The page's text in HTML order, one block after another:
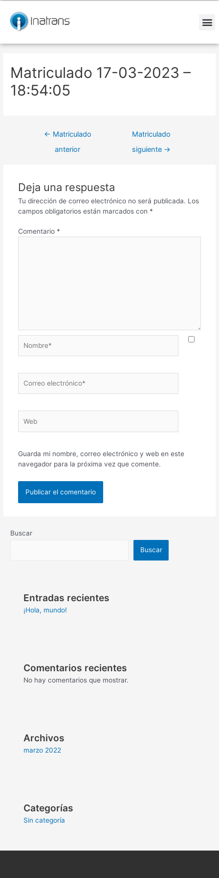
contenido
Matriculado 17-03-2023 –
18:54:05
de
entradas
← Matriculado
anterior
Matriculado
siguiente →
Deja una respuesta
Tu dirección de correo electrónico no será publicada. Los
campos obligatorios están marcados con *
Comentario *
electrónico*
Guarda mi nombre, correo electrónico y web en este
navegador para la próxima vez que comente.
Buscar
Buscar
Entradas recientes
¡Hola, mundo!
Comentarios recientes
No hay comentarios que mostrar.
Archivos
marzo 2022
Categorías
Sin categoría